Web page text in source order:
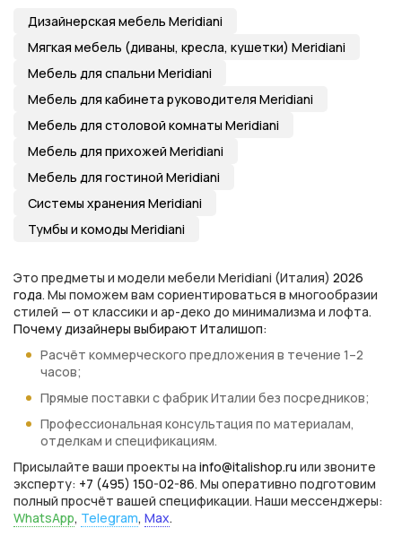
Дизайнерская мебель Meridiani
Мягкая мебель (диваны, кресла, кушетки) Meridiani
Мебель для спальни Meridiani
Мебель для кабинета руководителя Meridiani
Мебель для столовой комнаты Meridiani
Мебель для прихожей Meridiani
Мебель для гостиной Meridiani
Системы хранения Meridiani
Тумбы и комоды Meridiani
Это предметы и модели мебели Meridiani (Италия) 2026
года. Мы поможем вам сориентироваться в многообразии
стилей — от классики и ар-деко до минимализма и лофта.
Почему дизайнеры выбирают Италишоп:
Расчёт коммерческого предложения в течение 1–2
часов;
Прямые поставки с фабрик Италии без посредников;
Профессиональная консультация по материалам,
отделкам и спецификациям.
Присылайте ваши проекты на info@italishop.ru или звоните
эксперту: +7 (495) 150-02-86. Мы оперативно подготовим
полный просчёт вашей спецификации. Наши мессенджеры:
WhatsApp, Telegram, Max.